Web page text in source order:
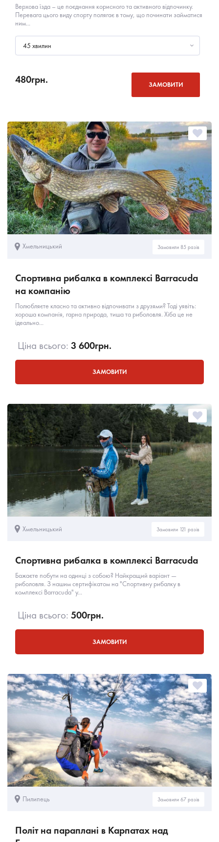
Верхова їзда – це поєднання корисного та активного відпочинку.
Перевага цього виду спорту полягає в тому, що починати займатися
ним...
45 хвилин
480грн. ЗАМОВИТИ
Хмельницький Замовили 85 разів
Спортивна рибалка в комплексі Barracuda
на компанію
Полюбляєте класно та активно відпочивати з друзями? Тоді уявіть:
хороша компанія, гарна природа, тиша та риболовля. Хіба це не
ідеально...
Ціна всього: 3 600грн.
ЗАМОВИТИ
Хмельницький Замовили 121 разів
Спортивна рибалка в комплексі Barracuda
Бажаєте побути на одинці з собою? Найкращий варіант —
риболовля. З нашим сертифікатом на "Спортивну рибалку в
комплексі Barracuda" у...
Ціна всього: 500грн.
ЗАМОВИТИ
Пилипець Замовили 67 разів
Політ на параплані в Карпатах над